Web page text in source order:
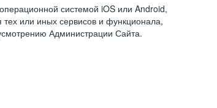
системой iOS или Android,
или иных сервисов и функционала,
Администрации Сайта.